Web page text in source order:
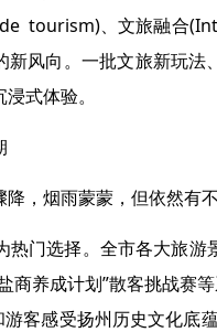
tourism)、文旅融合
新风向。一批文旅新玩
式体验。
，烟雨蒙蒙，但依然有
热门选择。全市各大旅
商养成计划”散客挑战赛
客感受扬州历史文化底